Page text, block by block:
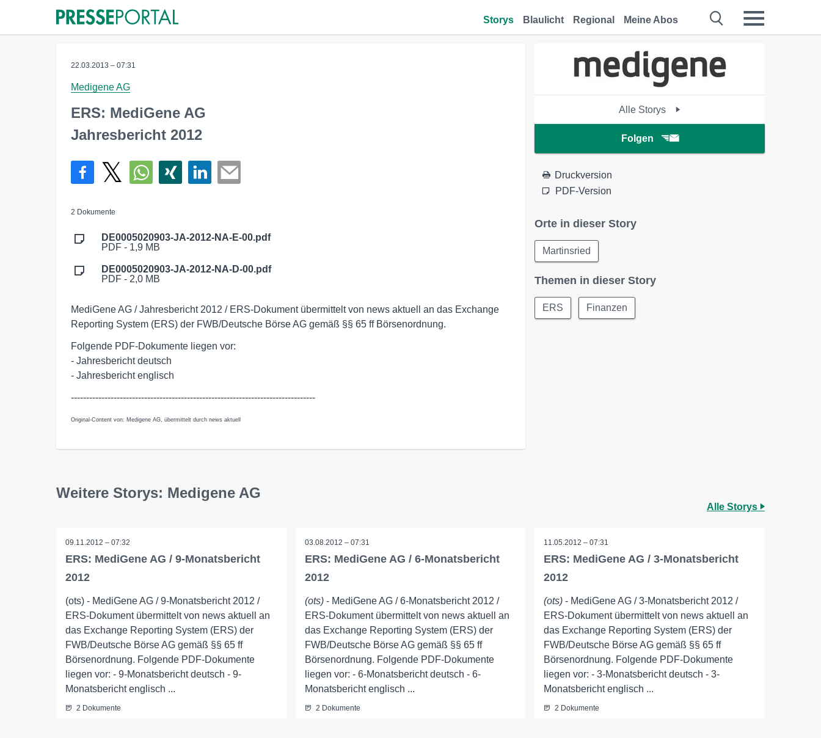
Storys Blaulicht Regional Meine Abos
22.03.2013 – 07:31
Medigene AG
ERS: MediGene AG
Jahresbericht 2012
2 Dokumente
DE0005020903-JA-2012-NA-E-00.pdf
PDF - 1,9 MB
DE0005020903-JA-2012-NA-D-00.pdf
PDF - 2,0 MB
MediGene AG / Jahresbericht 2012 / ERS-Dokument übermittelt von news aktuell an das Exchange
Reporting System (ERS) der FWB/Deutsche Börse AG gemäß §§ 65 ff Börsenordnung.
Folgende PDF-Dokumente liegen vor:
- Jahresbericht deutsch
- Jahresbericht englisch
--------------------------------------------------------------------------------
Original-Content von: Medigene AG, übermittelt durch news aktuell
Alle Storys
Folgen
Druckversion
PDF-Version
Orte in dieser Story
Martinsried
Themen in dieser Story
ERS Finanzen
Weitere Storys: Medigene AG
Alle Storys
09.11.2012 – 07:32
ERS: MediGene AG / 9-Monatsbericht
2012
(ots) - MediGene AG / 9-Monatsbericht 2012 /
ERS-Dokument übermittelt von news aktuell an
das Exchange Reporting System (ERS) der
FWB/Deutsche Börse AG gemäß §§ 65 ff
Börsenordnung. Folgende PDF-Dokumente
liegen vor: - 9-Monatsbericht deutsch - 9-
Monatsbericht englisch ...
2 Dokumente
03.08.2012 – 07:31
ERS: MediGene AG / 6-Monatsbericht
2012
(ots)- MediGene AG / 6-Monatsbericht 2012 /
ERS-Dokument übermittelt von news aktuell an
das Exchange Reporting System (ERS) der
FWB/Deutsche Börse AG gemäß §§ 65 ff
Börsenordnung. Folgende PDF-Dokumente
liegen vor: - 6-Monatsbericht deutsch - 6-
Monatsbericht englisch ...
2 Dokumente
11.05.2012 – 07:31
ERS: MediGene AG / 3-Monatsbericht
2012
(ots) - MediGene AG / 3-Monatsbericht 2012 /
ERS-Dokument übermittelt von news aktuell an
das Exchange Reporting System (ERS) der
FWB/Deutsche Börse AG gemäß §§ 65 ff
Börsenordnung. Folgende PDF-Dokumente
liegen vor: - 3-Monatsbericht deutsch - 3-
Monatsbericht englisch ...
2 Dokumente